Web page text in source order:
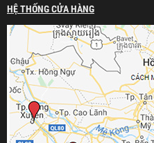
HỆ THỐNG CỬA HÀNG